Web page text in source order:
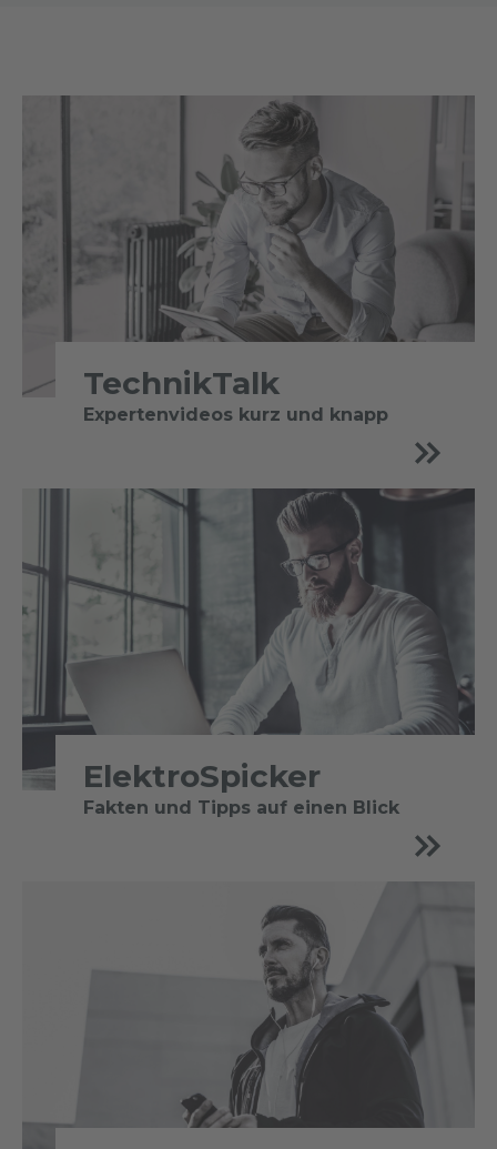
TechnikTalk
Expertenvideos kurz und knapp
ElektroSpicker
Fakten und Tipps auf einen Blick